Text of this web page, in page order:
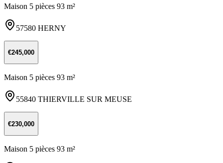
Maison 5 pièces 93 m²
57580 HERNY
€245,000
Maison 5 pièces 93 m²
55840 THIERVILLE SUR MEUSE
€230,000
Maison 5 pièces 93 m²